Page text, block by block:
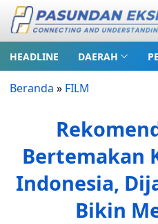
HEADLINE DAERAH
Beranda » FILM
Bertemakan
Indonesia,
Bikin